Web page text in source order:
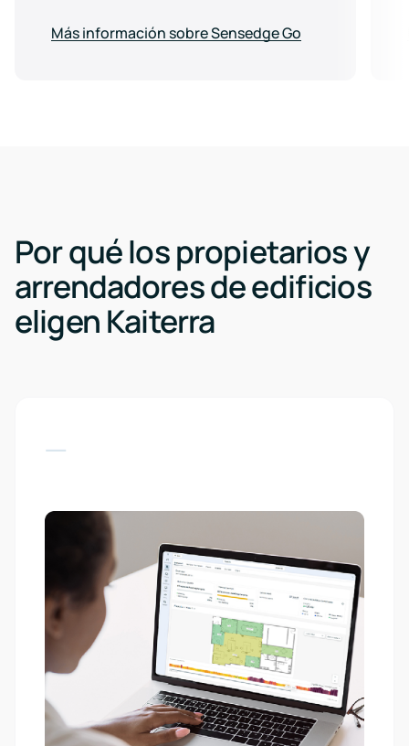
Más información sobre Sensedge Go
Por qué los propietarios y
arrendadores de edificios
eligen Kaiterra